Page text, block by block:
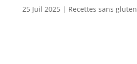
25 Juil 2025| Recettes sans gluten